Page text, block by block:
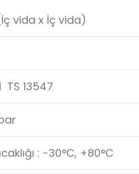
vida x İç vida)
TS 13547
: -30°C, +80°C